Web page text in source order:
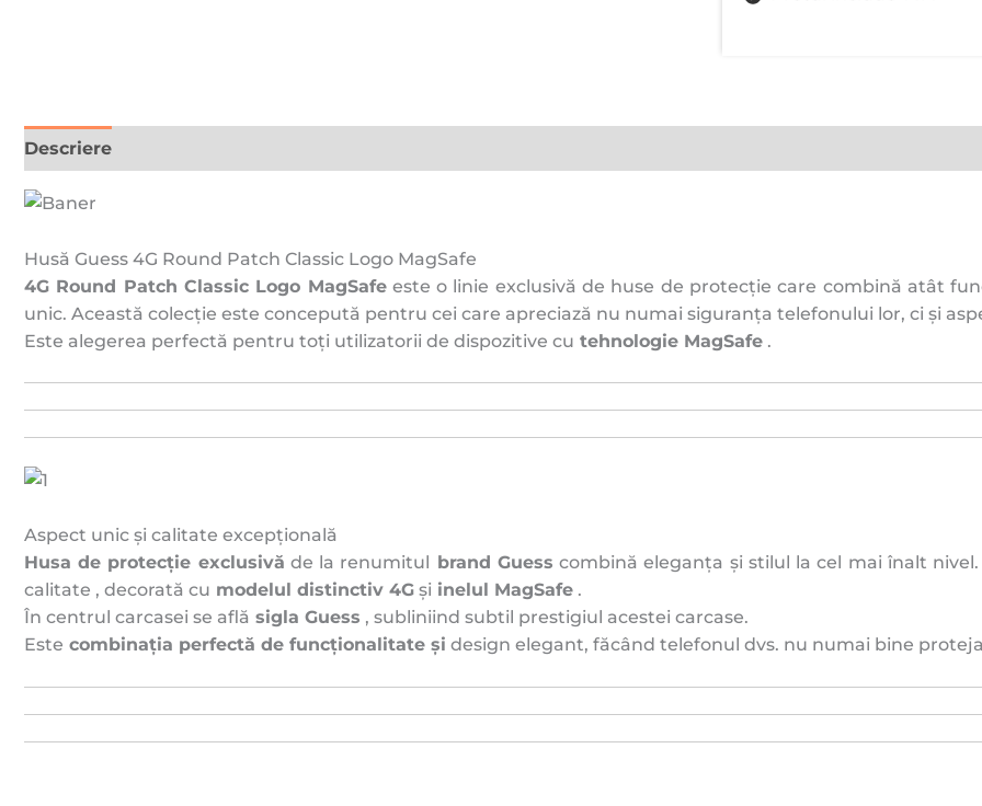
Descriere
Husă Guess 4G Round Patch Classic Logo MagSafe
4G Round Patch Classic Logo MagSafeeste o linie exclusivă de huse de protecție care combină atât
unic. Această colecție este concepută pentru cei care apreciază nu numai siguranța telefonului lor, ci și
Este alegerea perfectă pentru toți utilizatorii de dispozitive cu tehnologie MagSafe .
Aspect unic și calitate excepțională
Husa de protecție exclusivă de la renumitul brand Guess combină eleganța și stilul la cel mai înalt
calitate , decorată cu modelul distinctiv 4G și inelul MagSafe .
În centrul carcasei se află sigla Guess , subliniind subtil prestigiul acestei carcase.
Este combinația perfectă de funcționalitate și design elegant, făcând telefonul dvs. nu numai bine